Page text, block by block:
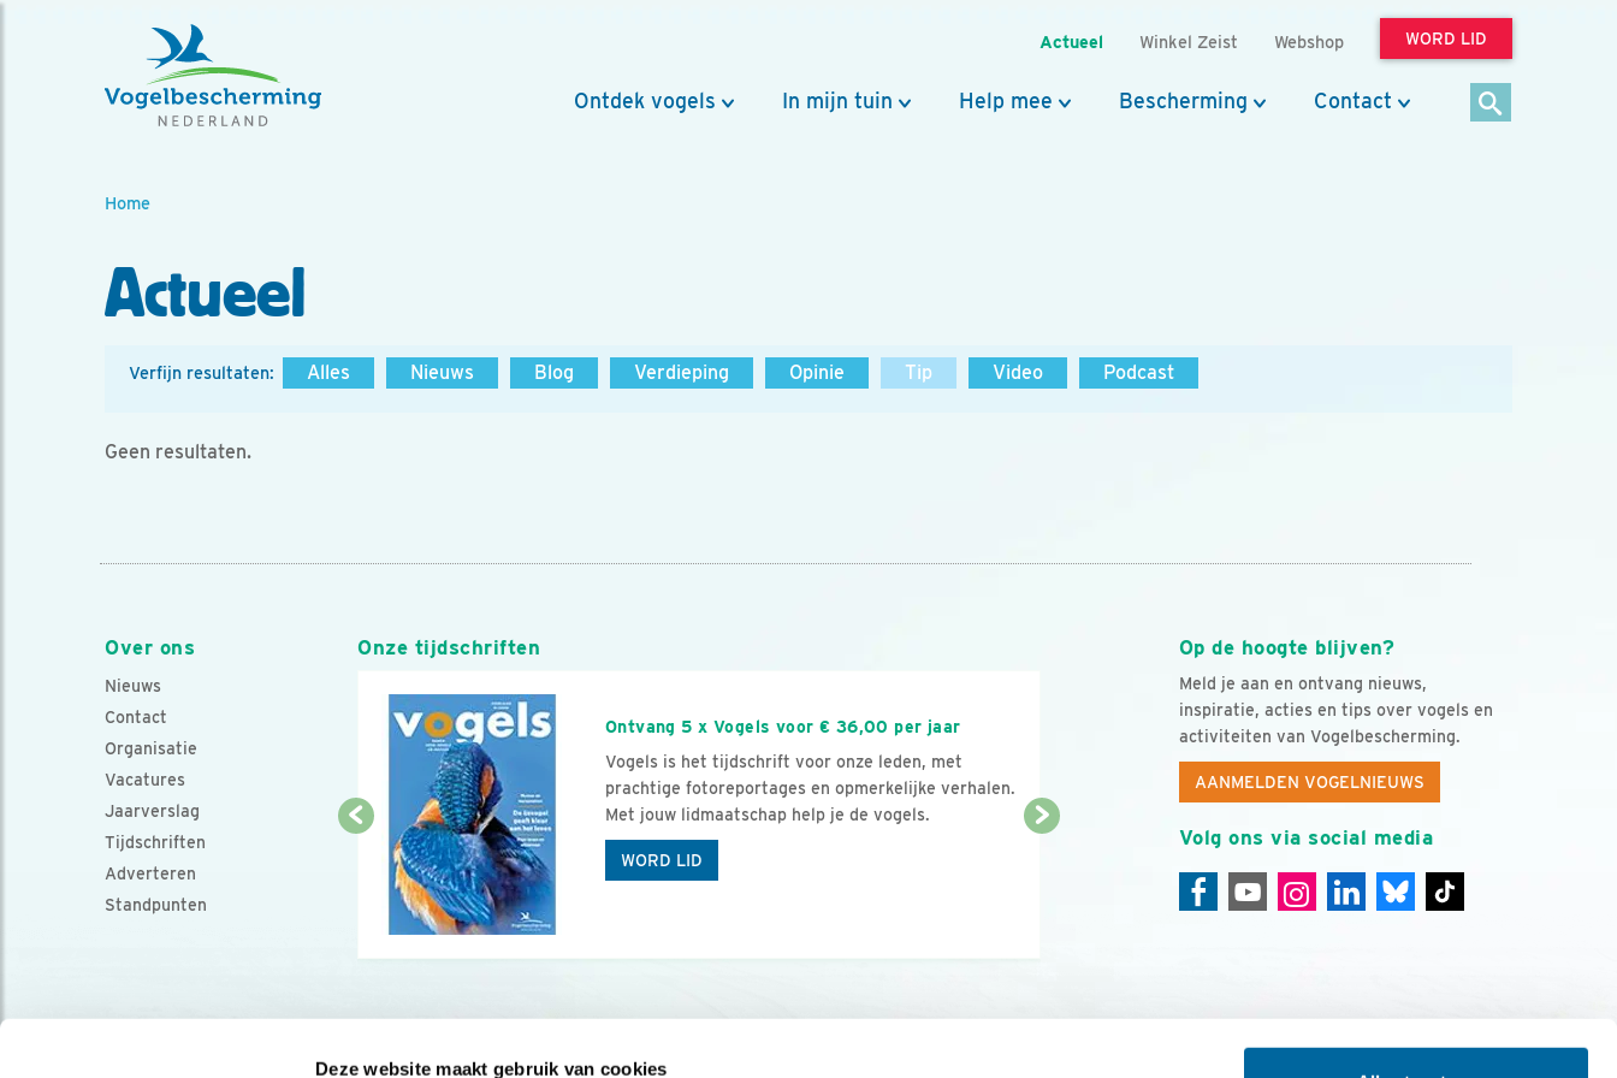
Deze website maakt gebruik van cookies
Actueel Winkel Zeist Webshop WORD LID
Ontdek vogels In mijn tuin Help mee Bescherming Contact
Home
Actueel
Verfijn resultaten: Alles Nieuws Blog Verdieping Opinie Tip Video Podcast
Geen resultaten.
Over ons
Nieuws
Contact
Organisatie
Vacatures
Jaarverslag
Tijdschriften
Adverteren
Standpunten
Op de hoogte blijven?
Meld je aan en ontvang nieuws,
inspiratie, acties en tips over vogels en
activiteiten van Vogelbescherming.
AANMELDEN VOGELNIEUWS
Volg ons via social media
Onze tijdschriften
Ontvang 5 x Vogels voor € 36,00 per jaar
Vogels is het tijdschrift voor onze leden, met
prachtige fotoreportages en opmerkelijke verhalen.
Met jouw lidmaatschap help je de vogels.
WORD LID